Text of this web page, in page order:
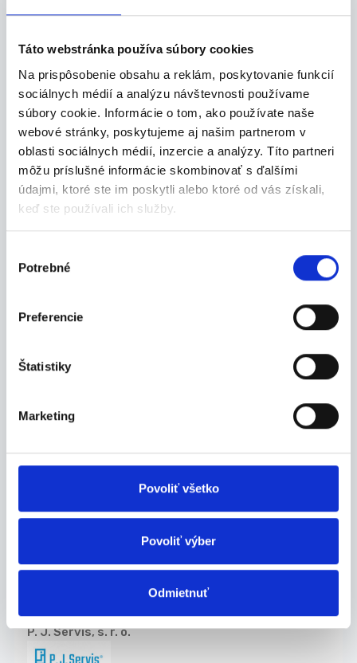
Táto webstránka používa súbory cookies
Na prispôsobenie obsahu a reklám, poskytovanie funkcií
sociálnych médií a analýzu návštevnosti používame
súbory cookie. Informácie o tom, ako používate naše
webové stránky, poskytujeme aj našim partnerom v
oblasti sociálnych médií, inzercie a analýzy. Títo partneri
môžu príslušné informácie skombinovať s ďalšími
údajmi, ktoré ste im poskytli alebo ktoré od vás získali,
keď ste používali ich služby.
súhlasu
Potrebné
Preferencie
Štatistiky
Marketing
Povoliť všetko
Povoliť výber
Odmietnuť
Termín 29.07. Manipulačné
práce vo výrobe s VZV
Hľadáme šikovných chlapcov na pomocné
manipulačn...
Nitra
P. J. Servis, s. r. o.
23.07.2026
práce vo výrobe s VZV
Nitra
Termín 31.07. Manipulačné
práce vo výrobe s VZV
Hľadáme šikovných chlapcov na pomocné
P. J. Servis, s. r. o.